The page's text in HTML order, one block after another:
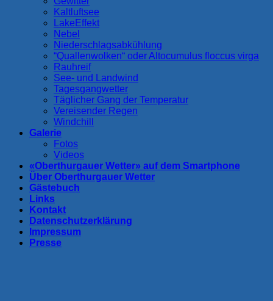
Kaltluftsee
LakeEffekt
Nebel
Niederschlagsabkühlung
“Quallenwolken“ oder Altocumulus floccus virga
Rauhreif
See- und Landwind
Tagesgangwetter
Täglicher Gang der Temperatur
Vereisender Regen
Windchill
Galerie
Fotos
Videos
«Oberthurgauer Wetter» auf dem Smartphone
Über Oberthurgauer Wetter
Gästebuch
Links
Kontakt
Datenschutzerklärung
Impressum
Presse